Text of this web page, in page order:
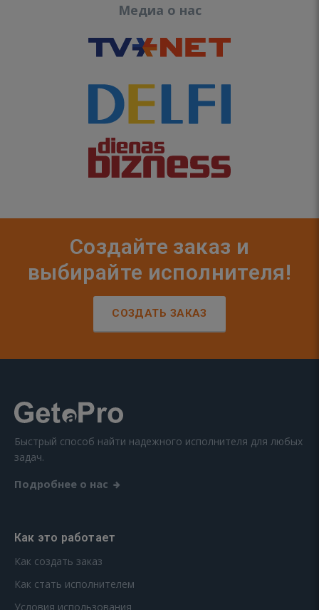
Медиа о нас
Создайте заказ и
выбирайте исполнителя!
СОЗДАТЬ ЗАКАЗ
Быстрый способ найти надежного исполнителя для любых
задач.
Подробнее о нас
Как это работает
Как создать заказ
Как стать исполнителем
Условия использования